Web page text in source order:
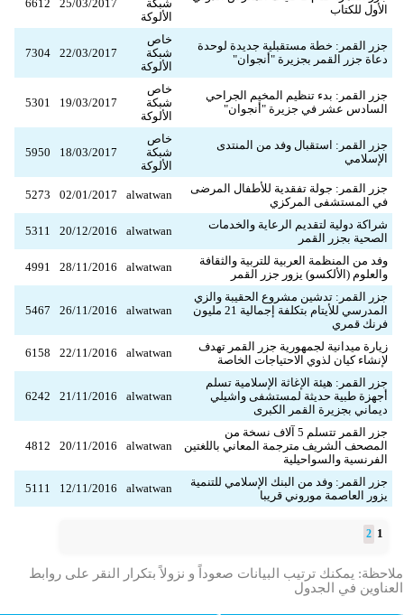
الأول للكتاب
شبكة
الألوكة
25/03/2017
6612
جزر القمر: خطة مستقبلية جديدة لوحدة
دعاة جزر القمر بجزيرة "أنجوان"
خاص
شبكة
الألوكة
22/03/2017
7304
جزر القمر: بدء تنظيم المخيم الجراحي
السادس عشر في جزيرة "أنجوان"
خاص
شبكة
الألوكة
19/03/2017
5301
جزر القمر: استقبال وفد من المنتدى
الإسلامي
خاص
شبكة
الألوكة
18/03/2017
5950
جزر القمر: جولة تفقدية للأطفال المرضى
في المستشفى المركزي
alwatwan
02/01/2017
5273
شراكة دولية لتقديم الرعاية والخدمات
الصحية بجزر القمر
alwatwan
20/12/2016
5311
وفد من المنظمة العربية للتربية والثقافة
والعلوم (الألكسو) يزور جزر القمر
alwatwan
28/11/2016
4991
جزر القمر: تدشين مشروع الحقيبة والزي
المدرسي للأيتام بتكلفة إجمالية 21 مليون
فرنك قمري
alwatwan
26/11/2016
5467
زيارة ميدانية لجمهورية جزر القمر تهدف
لإنشاء كيان لذوي الاحتياجات الخاصة
alwatwan
22/11/2016
6158
جزر القمر: هيئة الإغاثة الإسلامية تسلم
أجهزة طبية حديثة لمستشفى واشيلي
ديماني بجزيرة القمر الكبرى
alwatwan
21/11/2016
6242
جزر القمر تتسلم 5 آلاف نسخة من
المصحف الشريف مترجمة المعاني باللغتين
الفرنسية والسواحيلية
alwatwan
20/11/2016
4812
جزر القمر: وفد من البنك الإسلامي للتنمية
يزور العاصمة موروني قريبا
alwatwan
12/11/2016
5111
1
2
ملاحظة: يمكنك ترتيب البيانات صعوداً و نزولاً بتكرار النقر على روابط
العناوين في الجدول